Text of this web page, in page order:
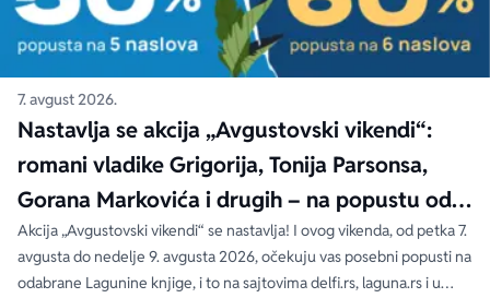
7. avgust 2026.
Nastavlja se akcija „Avgustovski vikendi“:
romani vladike Grigorija, Tonija Parsonsa,
Gorana Markovića i drugih – na popustu od
čak 40, 50 i 60%
Akcija „Avgustovski vikendi“ se nastavlja! I ovog vikenda, od petka 7.
avgusta do nedelje 9. avgusta 2026, očekuju vas posebni popusti na
odabrane Lagunine knjige, i to na sajtovima delfi.rs, laguna.rs i u